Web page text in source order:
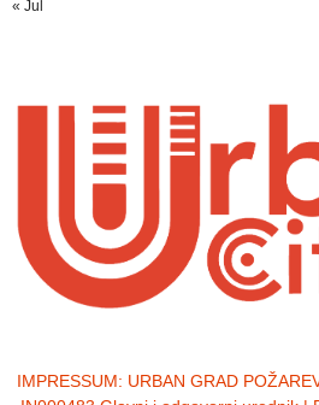
« Jul
IMPRESSUM: URBAN GRAD